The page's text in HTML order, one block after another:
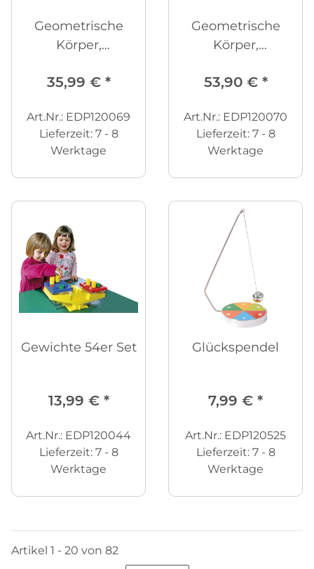
Geometrische
Körper,
klein
35,99 € *
Art.Nr.: EDP120069
Lieferzeit: 7 - 8
Werktage
Geometrische
Körper,
groß
53,90 € *
Art.Nr.: EDP120070
Lieferzeit: 7 - 8
Werktage
Gewichte 54er Set
13,99 € *
Art.Nr.: EDP120044
Lieferzeit: 7 - 8
Werktage
Glückspendel
7,99 € *
Art.Nr.: EDP120525
Lieferzeit: 7 - 8
Werktage
Artikel 1 - 20 von 82